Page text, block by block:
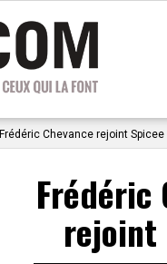
Frédéric Chevance rejoint Spicee
Frédéric
rejoint